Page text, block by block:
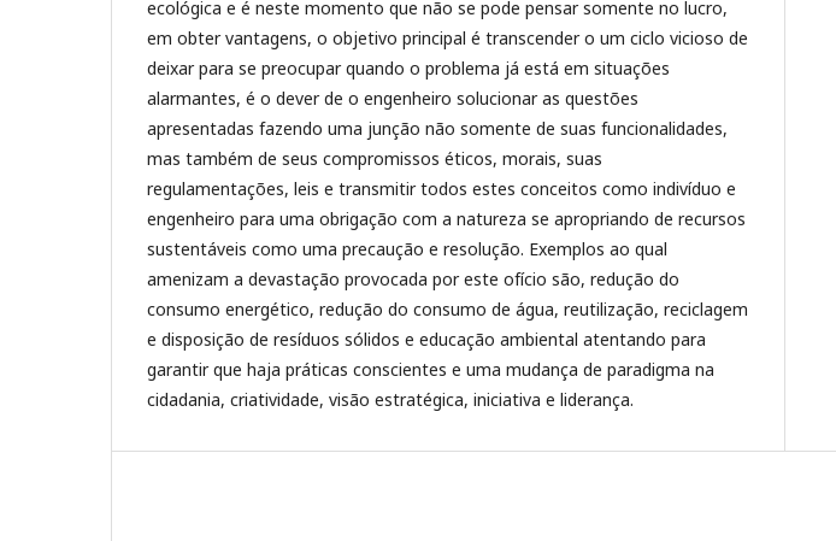
ecológica e é neste momento que não se pode pensar somente no lucro,
em obter vantagens, o objetivo principal é transcender o um ciclo vicioso de
deixar para se preocupar quando o problema já está em situações
alarmantes, é o dever de o engenheiro solucionar as questões
apresentadas fazendo uma junção não somente de suas funcionalidades,
mas também de seus compromissos éticos, morais, suas
regulamentações, leis e transmitir todos estes conceitos como indivíduo e
engenheiro para uma obrigação com a natureza se apropriando de recursos
sustentáveis como uma precaução e resolução. Exemplos ao qual
amenizam a devastação provocada por este ofício são, redução do
consumo energético, redução do consumo de água, reutilização, reciclagem
e disposição de resíduos sólidos e educação ambiental atentando para
garantir que haja práticas conscientes e uma mudança de paradigma na
cidadania, criatividade, visão estratégica, iniciativa e liderança.